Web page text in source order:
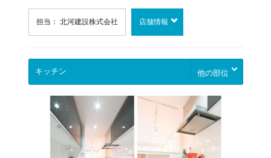
担当： 北河建設株式会社 店舗情報
他の部位